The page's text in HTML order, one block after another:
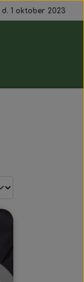
1 oktober 2023